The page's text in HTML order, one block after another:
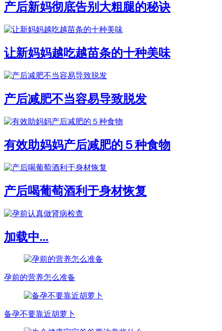
产后新妈彻底告别大粗腿的秘诀
让新妈妈越吃越苗条的十种美味
产后减肥不当容易导致脱发
有效助妈妈产后减肥的５种食物
产后喝葡萄酒利于身材恢复
加载中...
孕前的营养怎么准备
备孕不要靠近胡萝卜